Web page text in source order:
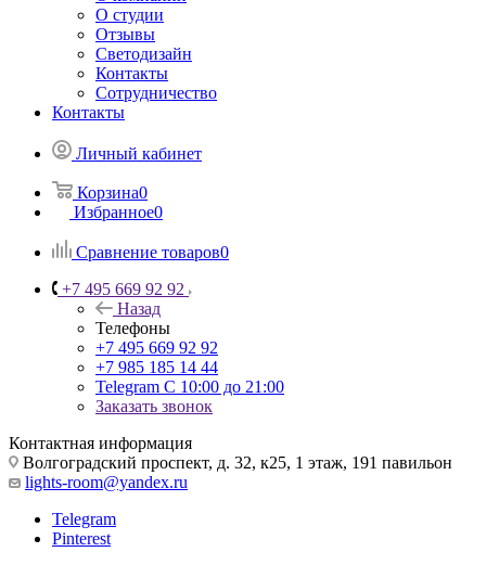
О студии
Отзывы
Светодизайн
Контакты
Сотрудничество
Контакты
Личный кабинет
Корзина0
Избранное0
Сравнение товаров0
+7 495 669 92 92
Назад
Телефоны
+7 495 669 92 92
+7 985 185 14 44
Telegram С 10:00 до 21:00
Заказать звонок
Контактная информация
Волгоградский проспект, д. 32, к25, 1 этаж, 191 павильон
lights-room@yandex.ru
Telegram
Pinterest